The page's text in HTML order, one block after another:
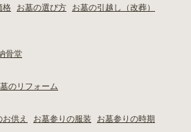
格 お墓の選び方
お墓の引越し（改葬）
骨堂
のリフォーム
供え お墓参りの服装
お墓参りの時期